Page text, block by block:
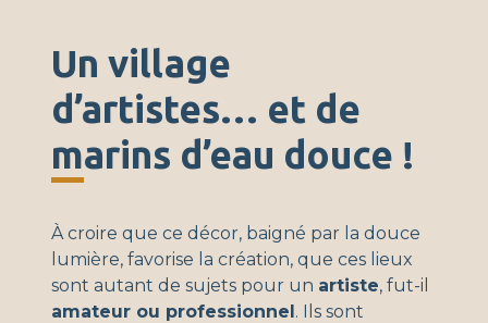
Un village
d’artistes… et de
marins d’eau douce !
À croire que ce décor, baigné par la douce
lumière, favorise la création, que ces lieux
sont autant de sujets pour un artiste, fut-il
amateur ou professionnel. Ils sont